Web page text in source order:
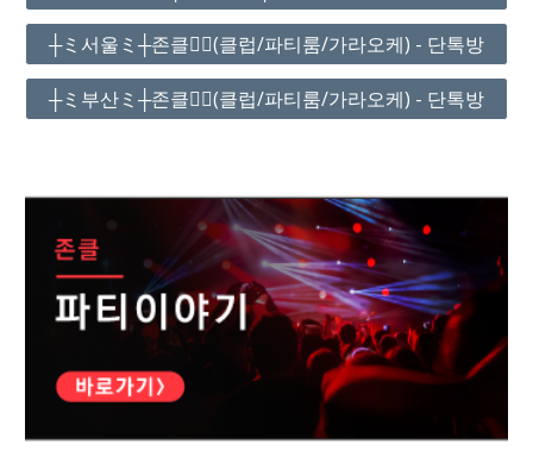
┼ミ서울ミ┼존클❤️‍🔥(클럽/파티룸/가라오케) - 단톡방
┼ミ부산ミ┼존클❤️‍🔥(클럽/파티룸/가라오케) - 단톡방